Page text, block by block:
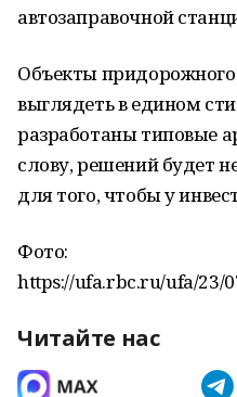
автозаправочной
Объекты
выглядеть в едином
разработаны типовые
слову, решений будет
для того, чтобы у
Фото:
https://ufa.rbc.ru/ufa/23/
Читайте нас